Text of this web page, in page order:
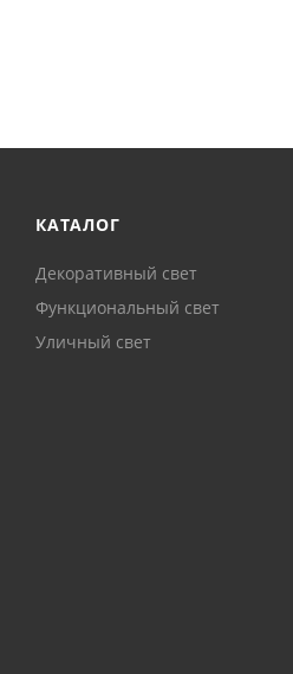
КАТАЛОГ
Декоративный свет
Функциональный свет
Уличный свет